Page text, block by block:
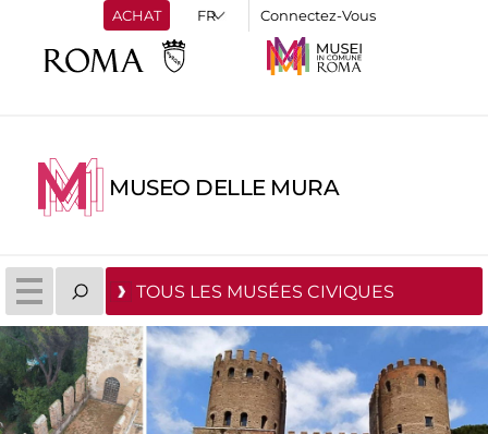
ACHAT Connectez-Vous
MUSEO DELLE MURA
TOUS LES MUSÉES CIVIQUES